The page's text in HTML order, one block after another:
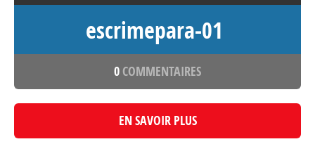
escrimepara-01
0 COMMENTAIRES
EN SAVOIR PLUS